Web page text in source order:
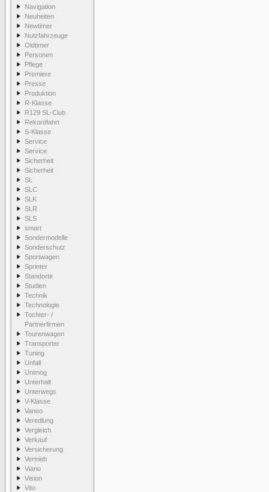
Navigation
Neuheiten
Newtimer
Nutzfahrzeuge
Oldtimer
Personen
Pflege
Premiere
Presse
Produktion
R-Klasse
R129 SL-Club
Rekordfahrt
S-Klasse
Service
Service
Sicherheit
Sicherheit
SL
SLC
SLK
SLR
SLS
smart
Sondermodelle
Sonderschutz
Sportwagen
Sprinter
Standorte
Studien
Technik
Technologie
Tochter- /
Partnerfirmen
Tourenwagen
Transporter
Tuning
Unfall
Unimog
Unterhalt
Unterwegs
V-Klasse
Vaneo
Veredlung
Vergleich
Verkauf
Versicherung
Vertrieb
Viano
Vision
Vito